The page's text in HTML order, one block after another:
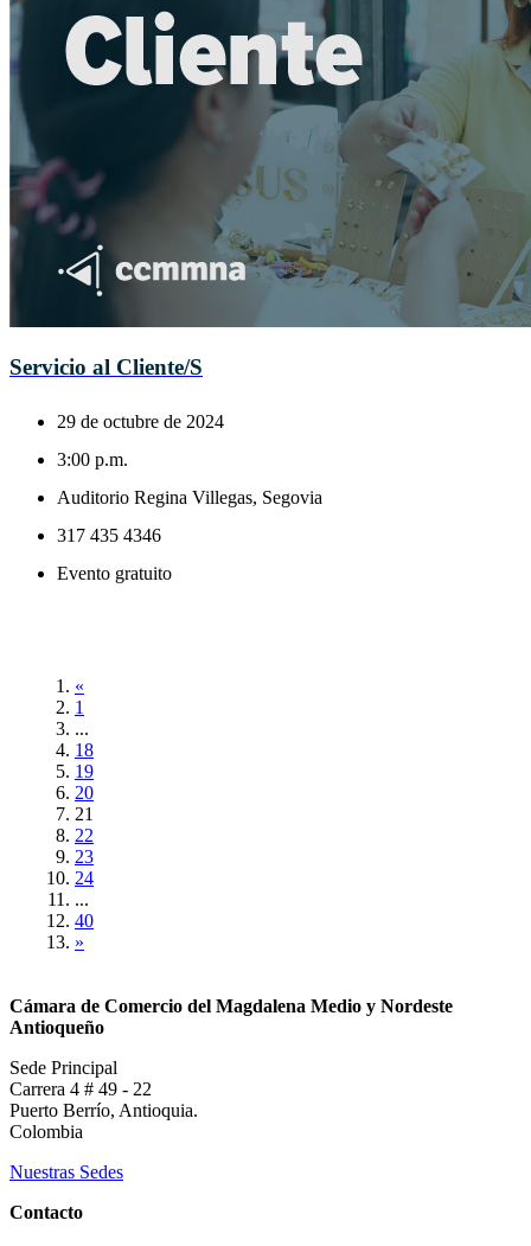
Servicio al Cliente/S
29 de octubre de 2024
3:00 p.m.
Auditorio Regina Villegas, Segovia
317 435 4346
Evento gratuito
«
1
...
18
19
20
21
22
23
24
...
40
»
Cámara de Comercio del Magdalena Medio y Nordeste
Antioqueño
Sede Principal
Carrera 4 # 49 - 22
Puerto Berrío, Antioquia.
Colombia
Nuestras Sedes
Contacto